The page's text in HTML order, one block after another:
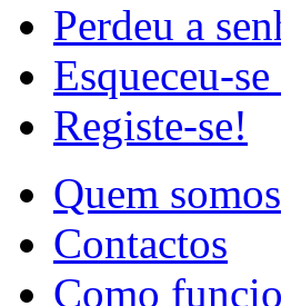
Perdeu a
Esqueceu-
Registe-se!
Quem somos
Contactos
Como